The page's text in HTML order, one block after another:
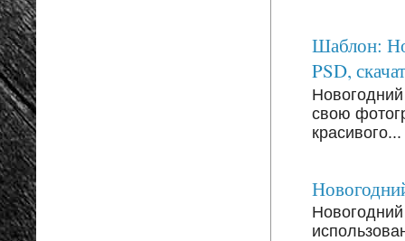
Шаблон:
PSD,
свою
красивого...